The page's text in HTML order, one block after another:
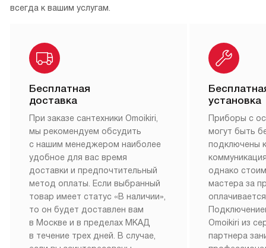
всегда к вашим услугам.
Бесплатная
доставка
При заказе сантехники Omoikiri,
мы рекомендуем обсудить
с нашим менеджером наиболее
удобное для вас время
доставки и предпочтительный
метод оплаты. Если выбранный
товар имеет статус «В наличии»,
то он будет доставлен вам
в Москве и в пределах МКАД
в течение трех дней. В случае,
установка
Приборы с
могут быть
подключены
однако
мастера за
Omoikiri из
партнера